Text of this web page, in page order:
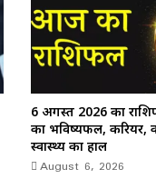
6 अगस्त 2026 का
का भविष्यफल, करियर,
स्वास्थ्य का हाल
August 6, 2026